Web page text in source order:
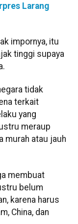
Larang
impornya, itu
tinggi supaya
tidak
terkait
yang
meraup
murah atau jauh
membuat
belum
karena harus
China, dan